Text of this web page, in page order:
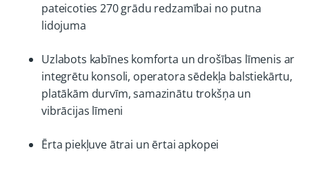
pateicoties 270 grādu redzamībai no putna
lidojuma
Uzlabots kabīnes komforta un drošības līmenis ar
integrētu konsoli, operatora sēdekļa balstiekārtu,
platākām durvīm, samazinātu trokšņa un
vibrācijas līmeni
Ērta piekļuve ātrai un ērtai apkopei